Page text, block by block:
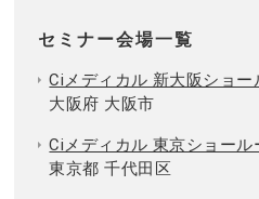
セミナー会場一覧
Ciメディカル 新大阪ショー
大阪府 大阪市
Ciメディカル 東京ショール
東京都 千代田区